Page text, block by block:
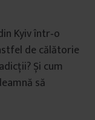
Kyiv într‐o
de călătorie
Și cum
să